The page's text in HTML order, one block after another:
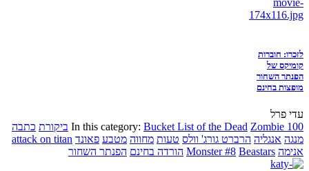
לזכרו: חוברות
קומיקס של
הפנתר השחור
מופצות בחינם
עדי פרל
In this category: Bucket List of the Dead Zombie 100 ביקורת כתבה
מנגה אנגליה הרברט גורג' וולס טעות מחווה מטבע פאונד attack on titan
אנימה
Monster #8 Beastars הורדה בחינם הפנתר השחור